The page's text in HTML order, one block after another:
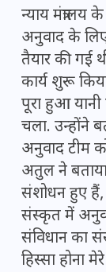
न्याय
अनुवाद के
तैयार की गई
कार्य शुरू
पूरा हुआ
चला. उन्होंने
अनुवाद टीम
अतुल ने
संशोधन हुए हैं,
संस्कृत में
संविधान का
हिस्सा होना